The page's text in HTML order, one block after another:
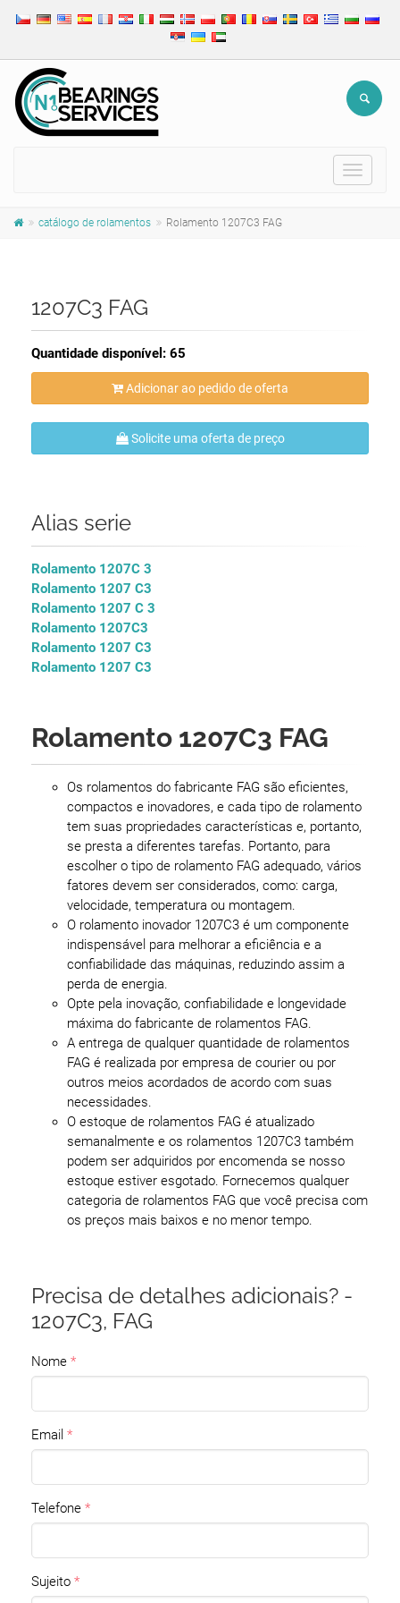
Toggle
catálogo de rolamentos Rolamento 1207C3 FAG
1207C3 FAG
Quantidade disponível: 65
Adicionar ao pedido de oferta
Solicite uma oferta de preço
Alias serie
Rolamento 1207C 3
Rolamento 1207 C3
Rolamento 1207 C 3
Rolamento 1207C3
Rolamento 1207 C3
Rolamento 1207 C3
Rolamento 1207C3 FAG
Os rolamentos do fabricante FAG são eficientes,
compactos e inovadores, e cada tipo de rolamento
tem suas propriedades características e, portanto,
se presta a diferentes tarefas. Portanto, para
escolher o tipo de rolamento FAG adequado, vários
fatores devem ser considerados, como: carga,
velocidade, temperatura ou montagem.
O rolamento inovador 1207C3 é um componente
indispensável para melhorar a eficiência e a
confiabilidade das máquinas, reduzindo assim a
perda de energia.
Opte pela inovação, confiabilidade e longevidade
máxima do fabricante de rolamentos FAG.
A entrega de qualquer quantidade de rolamentos
FAG é realizada por empresa de courier ou por
outros meios acordados de acordo com suas
necessidades.
O estoque de rolamentos FAG é atualizado
semanalmente e os rolamentos 1207C3 também
podem ser adquiridos por encomenda se nosso
estoque estiver esgotado. Fornecemos qualquer
categoria de rolamentos FAG que você precisa com
os preços mais baixos e no menor tempo.
Precisa de detalhes adicionais? -
1207C3, FAG
Nome
Email
Telefone
Sujeito